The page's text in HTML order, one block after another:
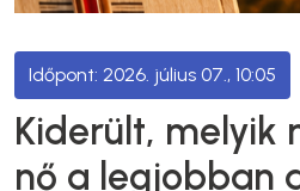
2026. július 07., 10:05
Kiderült, melyik
nő a legjobban